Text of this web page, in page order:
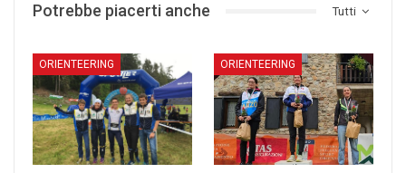
Tutti
Potrebbe piacerti anche
ORIENTEERING ORIENTEERING